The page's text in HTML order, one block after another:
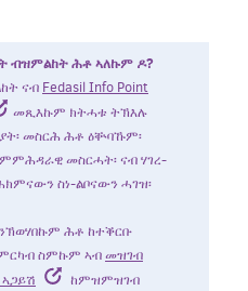
ብዝምልከት ሕቶ ኣለኩም ዶ?
ናብ Fedasil Info Point
መጺእኩም ክትሓቱ ትኽእሉ
መስርሕ ሕቶ ዕቝባኹም፡
መስርሓት፡ ናብ ሃገረ-
ስነ-ልቦናውን ሓገዝ፡
ሕቶ ከተቕርቡ
ስምኩም ኣብመዝገብ
ከምዝምዝገብ